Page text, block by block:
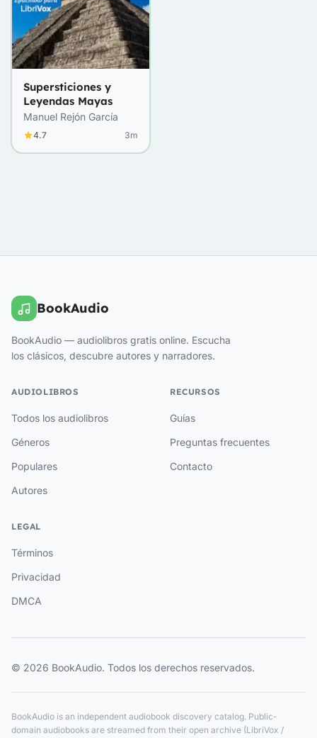
Supersticiones y
Leyendas Mayas
Manuel Rejón García
4.7 3m
BookAudio
BookAudio — audiolibros gratis online. Escucha
los clásicos, descubre autores y narradores.
AUDIOLIBROS
Todos los audiolibros
Géneros
Populares
Autores
RECURSOS
Guías
Preguntas frecuentes
Contacto
LEGAL
Términos
Privacidad
DMCA
© 2026 BookAudio. Todos los derechos reservados.
BookAudio is an independent audiobook discovery catalog. Public-
domain audiobooks are streamed from their open archive (LibriVox /